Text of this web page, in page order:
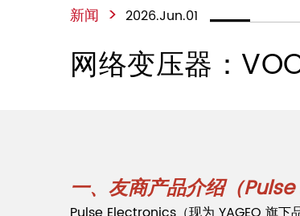
新闻 > 2026.Jun.01
网络变压器：
一、友商产品介绍（